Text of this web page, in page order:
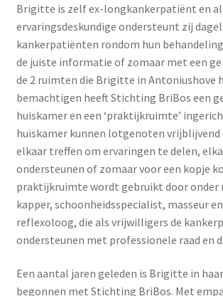
Brigitte is zelf ex-longkankerpatiënt en
ervaringsdeskundige ondersteunt zij
kankerpatiënten rondom hun
de juiste informatie of zomaar met een
de 2 ruimten die Brigitte in Antoniushove
bemachtigen heeft Stichting BriBos een
huiskamer en een ‘praktijkruimte’
huiskamer kunnen lotgenoten vrijblijvend
elkaar treffen om ervaringen te delen,
ondersteunen of zomaar voor een kopje
praktijkruimte wordt gebruikt door onder
kapper, schoonheidsspecialist, masseur
reflexoloog, die als vrijwilligers de
ondersteunen met professionele raad en
Een aantal jaren geleden is Brigitte in
begonnen met Stichting BriBos. Met